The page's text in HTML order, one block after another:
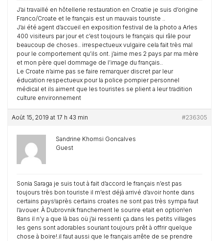
J’ai travaillé en hôtellerie restauration en Croatie je suis d’origine
Franco/Croate et le français est un mauvais touriste ..
J’ai été agent d’accueil en exposition festival de la photo a Arles
400 visiteurs par jour et c’est toujours le français qui râle pour
beaucoup de choses.. irrespectueux vulgaire cela fait très mal
pour le comportement qu’ils ont. j’aime mes 2 pays par ma mère
et mon père quel dommage de l’image du français..
Le Croate n’aime pas se faire remarquer discret par leur
éducation respectueux pour la police pompier personnel
médical et ils aiment que les touristes se plient a leur tradition
culture environnement
Août 15, 2019 at 17 h 43 min #236305
Sandrine Khomsi Goncalves
Guest
Sonia Saraga je suis tout à fait d’accord le français n’est pas
toujours très bon touriste il m’est déjà arrivé d’avoir honte dans
certains pays!après certains croates ne sont pas très sympa faut
l’avouer. À Dubrovnik franchement le sourire etait en option!en
8ans il n’y a que là bas où j’ai ressenti ça.dans les petits villages
les gens sont adorables souriant toujours prêt à offrir quelque
chose à boire!.il faut aussi que le français arrête de se prendre